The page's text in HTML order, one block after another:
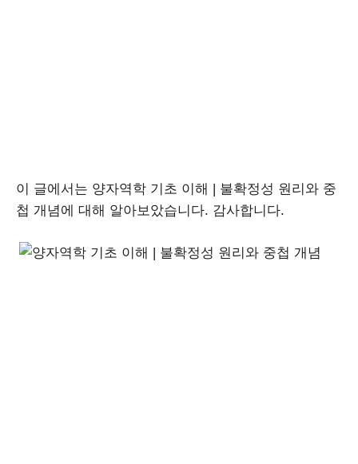
이 글에서는 양자역학 기초 이해 | 불확정성 원리와 중
첩 개념에 대해 알아보았습니다. 감사합니다.